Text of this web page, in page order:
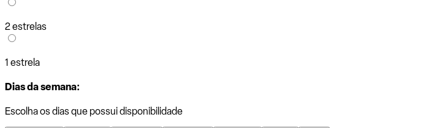
2 estrelas
1 estrela
Dias da semana:
Escolha os dias que possui disponibilidade